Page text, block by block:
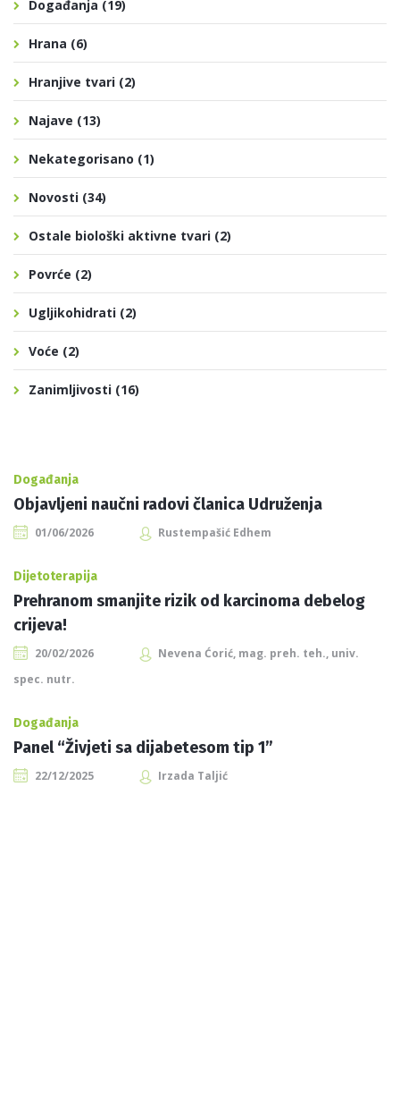
Događanja (19)
Hrana (6)
Hranjive tvari (2)
Najave (13)
Nekategorisano (1)
Novosti (34)
Ostale biološki aktivne tvari (2)
Povrće (2)
Ugljikohidrati (2)
Voće (2)
Zanimljivosti (16)
Događanja
Objavljeni naučni radovi članica Udruženja
01/06/2026 Rustempašić Edhem
Dijetoterapija
Prehranom smanjite rizik od karcinoma debelog
crijeva!
20/02/2026
Nevena Ćorić, mag. preh. teh., univ.
spec. nutr.
Događanja
Panel “Živjeti sa dijabetesom tip 1”
22/12/2025 Irzada Taljić